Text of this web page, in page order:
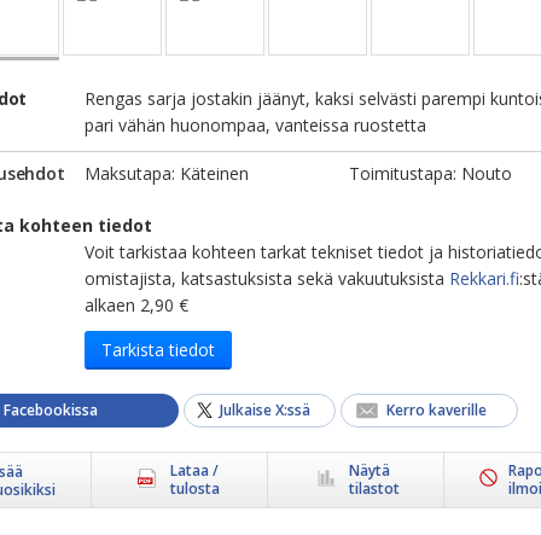
Rengas sarja jostakin jäänyt, kaksi selvästi parempi
pari vähän huonompaa, vanteissa ruostetta
Maksutapa: Käteinen Toimitustapa: Nouto
kohteen tiedot
Voit tarkistaa kohteen tarkat tekniset tiedot ja
omistajista, katsastuksista sekä vakuutuksista Rekkari.fi
alkaen 2,90 €
Tarkista tiedot
Facebookissa Julkaise X:ssä Kerro kaverille
Lataa /
tulosta
Näytä
tilastot